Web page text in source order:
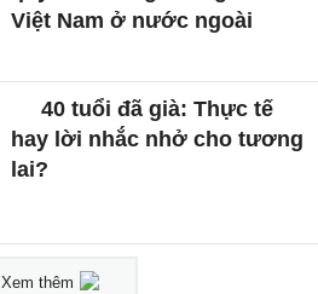
Việt Nam ở nước ngoài
40 tuổi đã già: Thực tế
hay lời nhắc nhở cho tương
lai?
Xem thêm